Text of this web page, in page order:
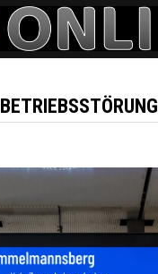
BETRIEBSSTÖRUNG